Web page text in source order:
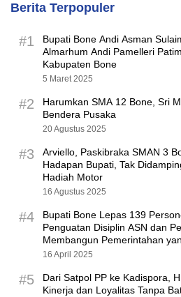
Berita Terpopuler
#1
Bupati Bone Andi Asman
Almarhum Andi Pamelleri
Kabupaten Bone
5 Maret 2025
#2
Harumkan SMA 12 Bone, Sri
Bendera Pusaka
20 Agustus 2025
#3
Arviello, Paskibraka SMAN 3
Hadapan Bupati, Tak
Hadiah Motor
16 Agustus 2025
#4
Bupati Bone Lepas 139
Penguatan Disiplin ASN dan
Membangun Pemerintahan
16 April 2025
#5
Dari Satpol PP ke Kadispora,
Kinerja dan Loyalitas Tanpa